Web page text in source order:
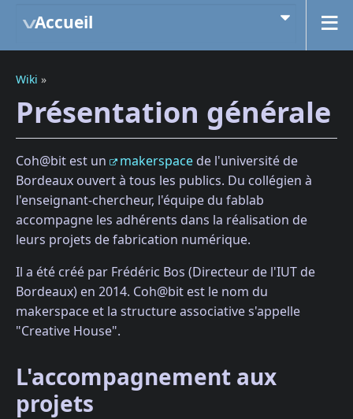
Accueil
Wiki »
Présentation générale
Coh@bit est un makerspace de l'université de
Bordeaux ouvert à tous les publics. Du collégien à
l'enseignant-chercheur, l'équipe du fablab
accompagne les adhérents dans la réalisation de
leurs projets de fabrication numérique.
Il a été créé par Frédéric Bos (Directeur de l'IUT de
Bordeaux) en 2014. Coh@bit est le nom du
makerspace et la structure associative s'appelle
"Creative House".
L'accompagnement aux
projets